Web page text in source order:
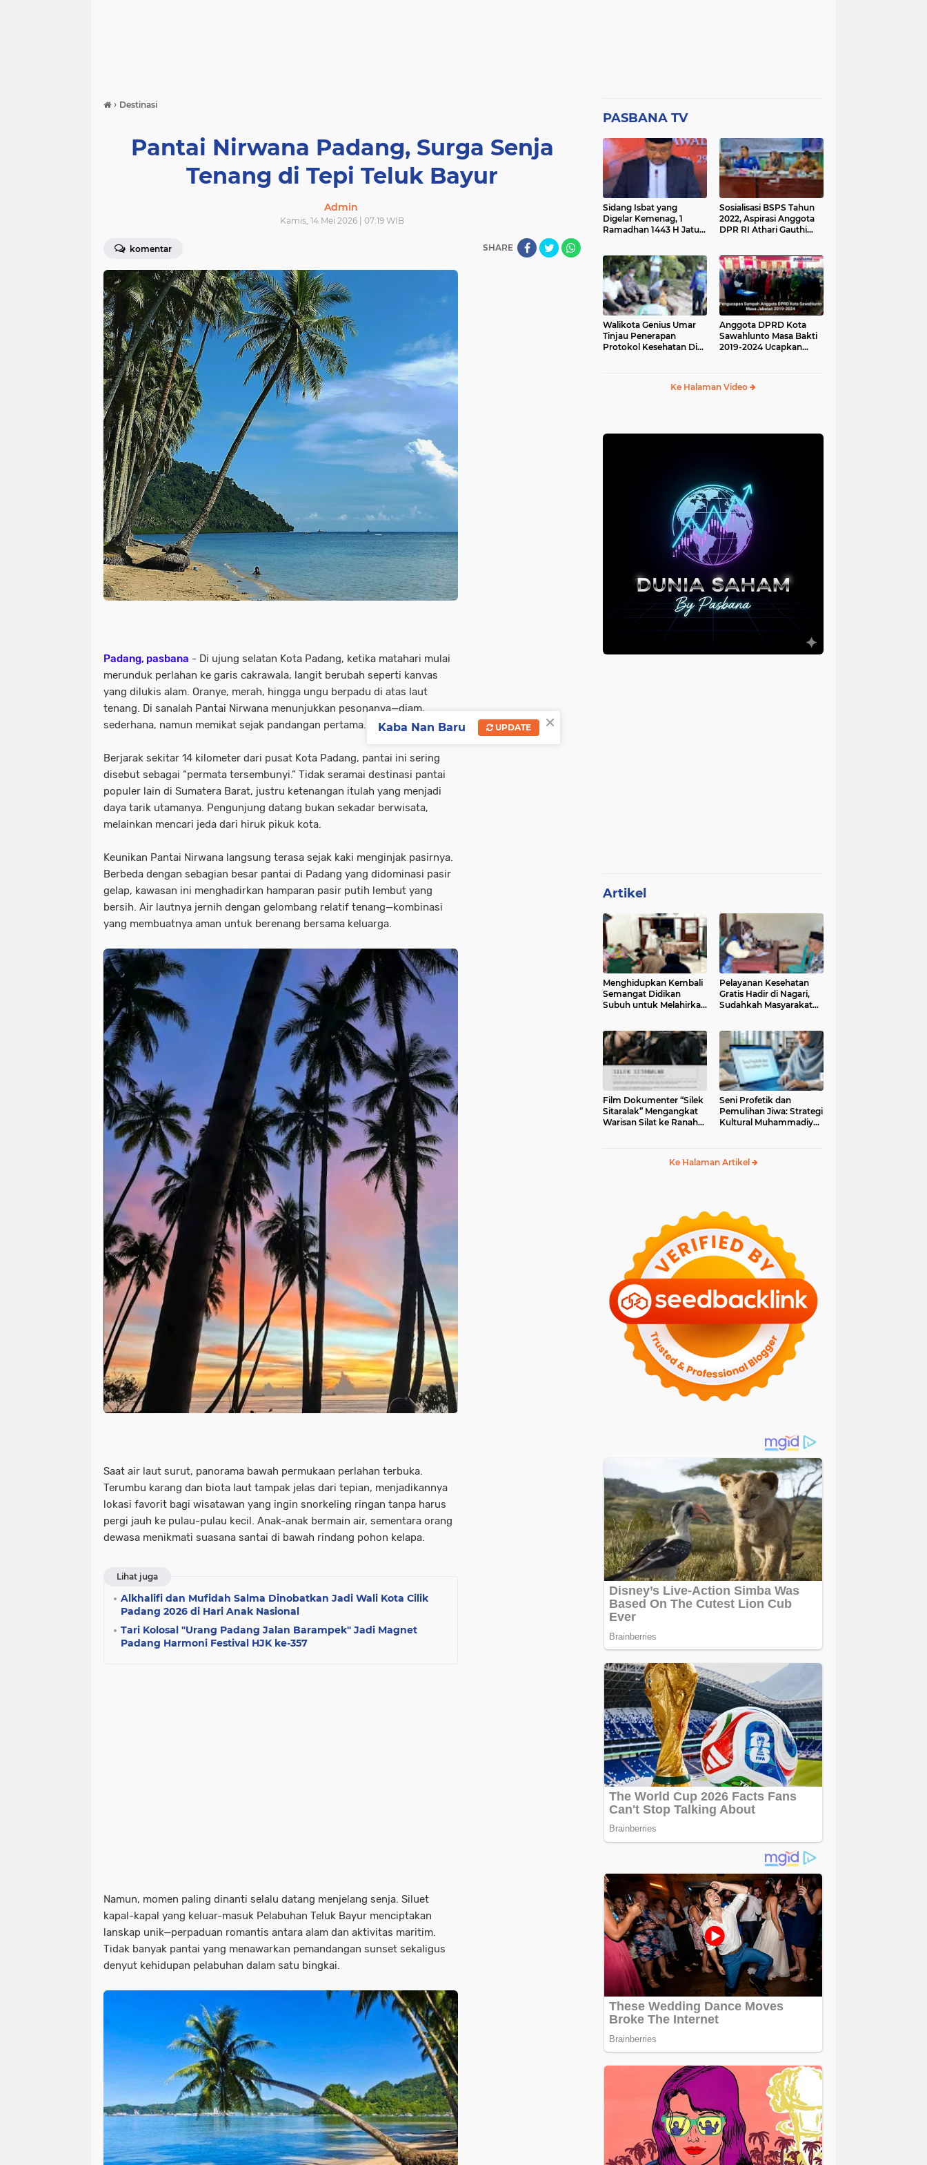
› Destinasi
Pantai Nirwana Padang, Surga Senja
Tenang di Tepi Teluk Bayur
Admin
Kamis, 14 Mei 2026 | 07:19 WIB
komentar SHARE
Padang, pasbana - Di ujung selatan Kota Padang, ketika matahari mulai
merunduk perlahan ke garis cakrawala, langit berubah seperti kanvas
yang dilukis alam. Oranye, merah, hingga ungu berpadu di atas laut
tenang. Di sanalah Pantai Nirwana menunjukkan pesonanya—diam,
sederhana, namun memikat sejak pandangan pertama.
Berjarak sekitar 14 kilometer dari pusat Kota Padang, pantai ini sering
disebut sebagai “permata tersembunyi.” Tidak seramai destinasi pantai
populer lain di Sumatera Barat, justru ketenangan itulah yang menjadi
daya tarik utamanya. Pengunjung datang bukan sekadar berwisata,
melainkan mencari jeda dari hiruk pikuk kota.
Keunikan Pantai Nirwana langsung terasa sejak kaki menginjak pasirnya.
Berbeda dengan sebagian besar pantai di Padang yang didominasi pasir
gelap, kawasan ini menghadirkan hamparan pasir putih lembut yang
bersih. Air lautnya jernih dengan gelombang relatif tenang—kombinasi
yang membuatnya aman untuk berenang bersama keluarga.
Saat air laut surut, panorama bawah permukaan perlahan terbuka.
Terumbu karang dan biota laut tampak jelas dari tepian, menjadikannya
lokasi favorit bagi wisatawan yang ingin snorkeling ringan tanpa harus
pergi jauh ke pulau-pulau kecil. Anak-anak bermain air, sementara orang
dewasa menikmati suasana santai di bawah rindang pohon kelapa.
Lihat juga
Alkhalifi dan Mufidah Salma Dinobatkan Jadi Wali Kota Cilik
Padang 2026 di Hari Anak Nasional
Tari Kolosal "Urang Padang Jalan Barampek" Jadi Magnet
Padang Harmoni Festival HJK ke-357
Namun, momen paling dinanti selalu datang menjelang senja. Siluet
kapal-kapal yang keluar-masuk Pelabuhan Teluk Bayur menciptakan
lanskap unik—perpaduan romantis antara alam dan aktivitas maritim.
Tidak banyak pantai yang menawarkan pemandangan sunset sekaligus
denyut kehidupan pelabuhan dalam satu bingkai.
PASBANA TV
Sidang Isbat yang
Digelar Kemenag, 1
Ramadhan 1443 H Jatuh
Sosialisasi BSPS Tahun
2022, Aspirasi Anggota
DPR RI Athari Gauthi
Walikota Genius Umar
Tinjau Penerapan
Protokol Kesehatan Di
Anggota DPRD Kota
Sawahlunto Masa Bakti
2019-2024 Ucapkan
Ke Halaman Video
Artikel
Menghidupkan Kembali
Semangat Didikan
Subuh untuk Melahirkan
Pelayanan Kesehatan
Gratis Hadir di Nagari,
Sudahkah Masyarakat
Film Dokumenter “Silek
Sitaralak” Mengangkat
Warisan Silat ke Ranah
Seni Profetik dan
Pemulihan Jiwa: Strategi
Kultural Muhammadiyah
Ke Halaman Artikel
×
Kaba Nan Baru UPDATE